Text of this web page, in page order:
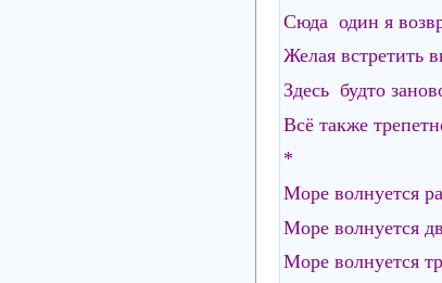
Сюда один я
Желая встретить
Здесь будто
Всё также
*
Море волнуется
Море волнуется
Море волнуется